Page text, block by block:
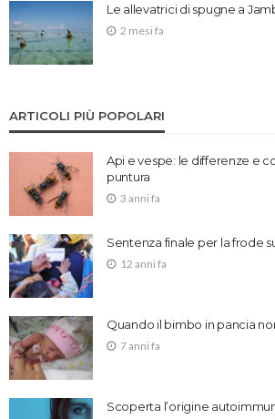
Le allevatrici di spugne a
2 mesi fa
ARTICOLI PIÙ POPOLARI
Api e vespe: le differenze e
puntura
3 anni fa
Sentenza finale per la frode
12 anni fa
Quando il bimbo in pancia
7 anni fa
Scoperta l’origine